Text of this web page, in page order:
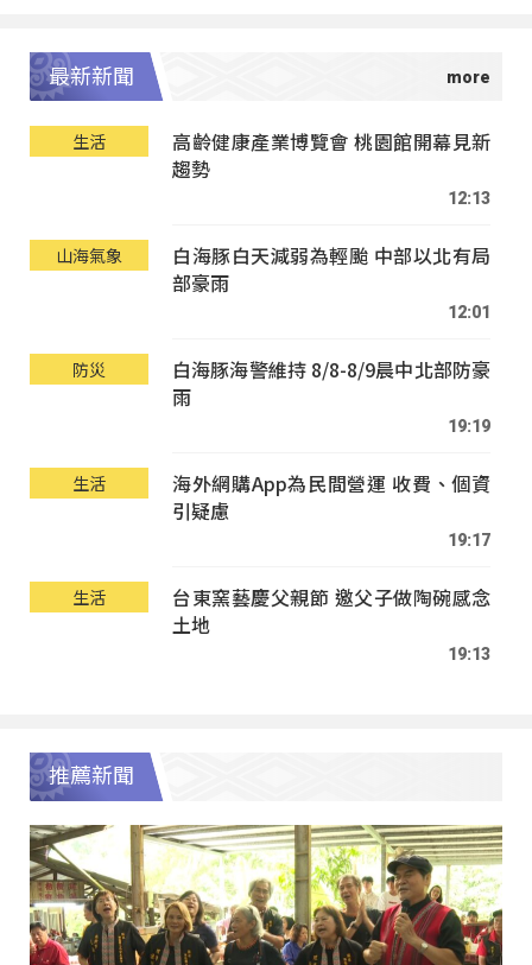
最新新聞
生活
高齡健康產業博覽會 桃園館開幕見新
趨勢
12:13
山海氣象
白海豚白天減弱為輕颱 中部以北有局
部豪雨
12:01
防災
白海豚海警維持 8/8-8/9晨中北部防豪
雨
19:19
生活
海外網購App為民間營運 收費、個資
引疑慮
19:17
生活
台東窯藝慶父親節 邀父子做陶碗感念
土地
19:13
推薦新聞